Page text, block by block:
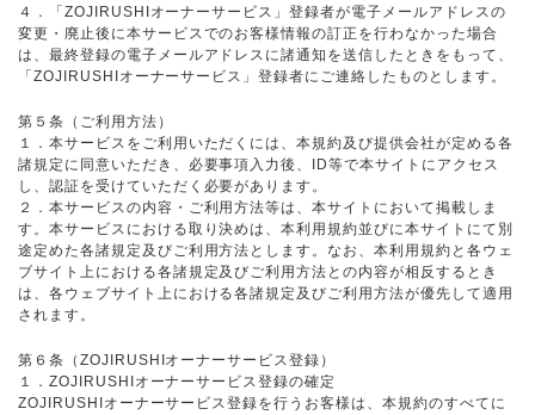
４．「ZOJIRUSHIオーナーサービス」登録者が電子メールアドレスの
変更・廃止後に本サービスでのお客様情報の訂正を行わなかった場合
は、最終登録の電子メールアドレスに諸通知を送信したときをもって、
「ZOJIRUSHIオーナーサービス」登録者にご連絡したものとします。
第５条（ご利用方法）
１．本サービスをご利用いただくには、本規約及び提供会社が定める各
諸規定に同意いただき、必要事項入力後、ID等で本サイトにアクセス
し、認証を受けていただく必要があります。
２．本サービスの内容・ご利用方法等は、本サイトにおいて掲載しま
す。本サービスにおける取り決めは、本利用規約並びに本サイトにて別
途定めた各諸規定及びご利用方法とします。なお、本利用規約と各ウェ
ブサイト上における各諸規定及びご利用方法との内容が相反するとき
は、各ウェブサイト上における各諸規定及びご利用方法が優先して適用
されます。
第６条（ZOJIRUSHIオーナーサービス登録）
１．ZOJIRUSHIオーナーサービス登録の確定
ZOJIRUSHIオーナーサービス登録を行うお客様は、本規約のすべてに